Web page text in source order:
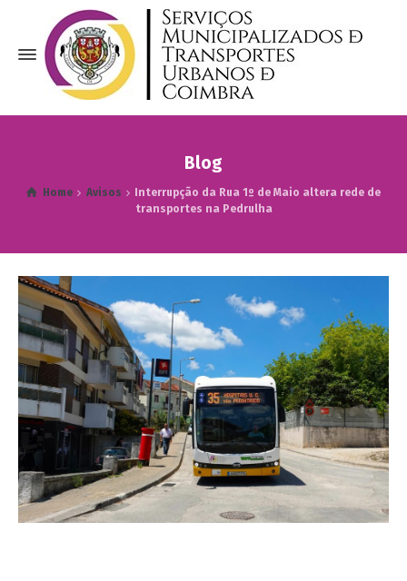
Blog
Home Avisos
Interrupção da Rua 1º de Maio altera rede de
transportes na Pedrulha